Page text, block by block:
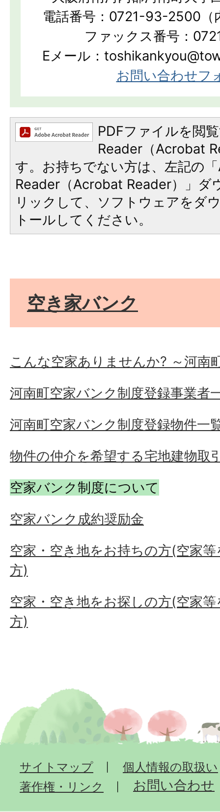
電話番号：0721-93-2500（
ファックス番号：
Eメール：
お問い合わせフ
PDFファイルを閲
Reader（Acrobat
す。お持ちでない方は、左記の
Reader（Acrobat Reader）」ダ
リックして、ソフトウェアをダ
トールしてください。
空き家バンク
こんな空家ありませんか? ～河南
河南町空家バンク制度登録事業者
河南町空家バンク制度登録物件一
物件の仲介を希望する宅地建物取
空家バンク制度について
空家バンク成約奨励金
空家・空き地をお持ちの方(空家
方)
空家・空き地をお探しの方(空家
方)
サイトマップ
個人情報の取扱い
著作権・リンク
お問い合わせ